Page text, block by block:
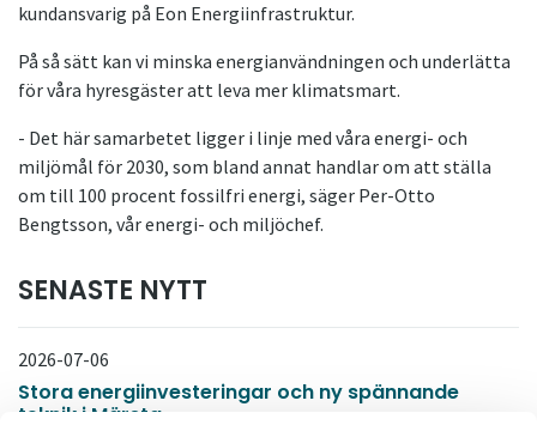
kundansvarig på Eon Energiinfrastruktur.
På så sätt kan vi minska energianvändningen och underlätta
för våra hyresgäster att leva mer klimatsmart.
- Det här samarbetet ligger i linje med våra energi- och
miljömål för 2030, som bland annat handlar om att ställa
om till 100 procent fossilfri energi, säger Per-Otto
Bengtsson, vår energi- och miljöchef.
SENASTE NYTT
2026-07-06
Stora energiinvesteringar och ny spännande
teknik i Märsta